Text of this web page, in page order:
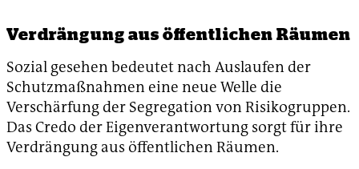
Verdrängung aus öffentlichen Räumen
Sozial gesehen bedeutet nach Auslaufen der
Schutzmaßnahmen eine neue Welle die
Verschärfung der Segregation von Risikogruppen.
Das Credo der Eigenverantwortung sorgt für ihre
Verdrängung aus öffentlichen Räumen.